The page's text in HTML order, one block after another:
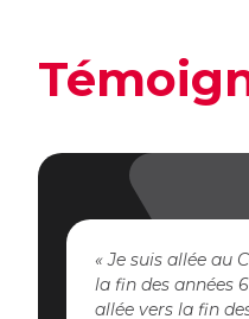
Je suis allée au
la fin des années
allée vers la fin